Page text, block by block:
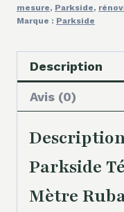
mesure, Parkside,
Marque : Parkside
Description
Avis (0)
Parkside
Mètre